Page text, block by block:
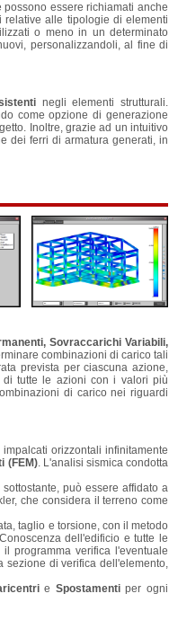
possono essere richiamati anche
relative alle tipologie di elementi
o meno in un determinato
personalizzandoli, al fine di
negli elementi strutturali.
come opzione di generazione
Inoltre, grazie ad un intuitivo
dei ferri di armatura generati, in
Sovraccarichi Variabili,
combinazioni di carico tali
prevista per ciascuna azione,
di tutte le azioni con i valori più
di carico nei riguardi
orizzontali infinitamente
(FEM). L'analisi sismica condotta
può essere affidato a
che considera il terreno come
taglio e torsione, con il metodo
dell'edificio e tutte le
programma verifica l'eventuale
sezione di verifica dell'elemento,
e Spostamentiper ogni